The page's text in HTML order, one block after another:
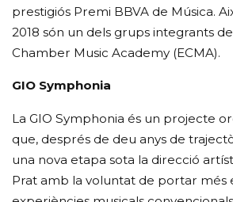
prestigiós Premi BBVA de Música.
2018 són un dels grups integrants
Chamber Music Academy (ECMA).
GIO Symphonia
La GIO Symphonia és un projecte
que, després de deu anys de
una nova etapa sota la direcció
Prat amb la voluntat de portar més